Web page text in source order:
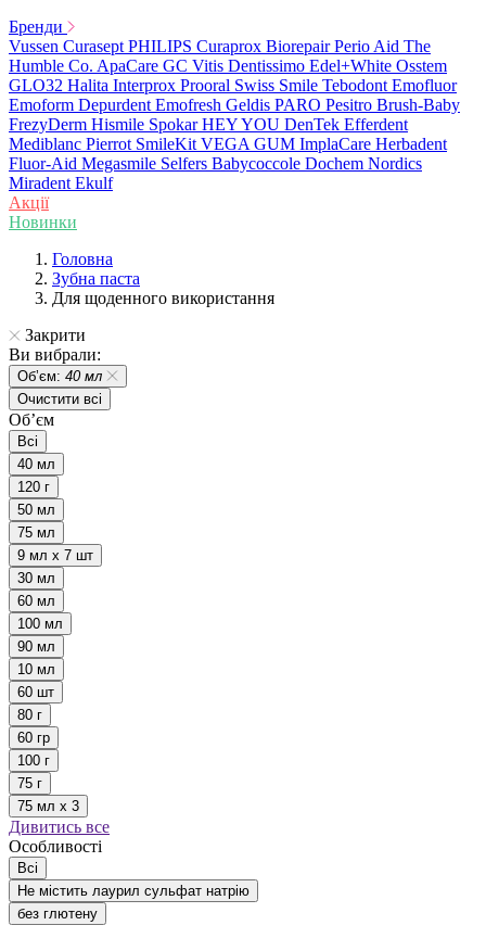
Бренди
Vussen Curasept PHILIPS Curaprox Biorepair Perio Aid The
Humble Co. ApaCare GC Vitis Dentissimo Edel+White Osstem
GLO32 Halita Interprox Prooral Swiss Smile Tebodont Emofluor
Emoform Depurdent Emofresh Geldis PARO Pesitro Brush-Baby
FrezyDerm Hismile Spokar HEY YOU DenTek Efferdent
Mediblanc Pierrot SmileKit VEGA GUM ImplaCare Herbadent
Fluor-Aid Megasmile Selfers Babycoccole Dochem Nordics
Miradent Ekulf
Акції
Новинки
Головна
Зубна паста
Для щоденного використання
Закрити
Ви вибрали:
Обʼєм: 40 мл
Очистити всі
Обʼєм
Всі
40 мл
120 г
50 мл
75 мл
9 мл х 7 шт
30 мл
60 мл
100 мл
90 мл
10 мл
60 шт
80 г
60 гр
100 г
75 г
75 мл х 3
Дивитись все
Особливості
Всі
Не містить лаурил сульфат натрію
без глютену